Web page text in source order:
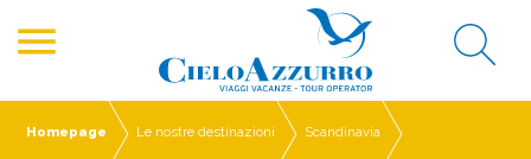
menu
Homepage Le nostre destinazioni Scandinavia